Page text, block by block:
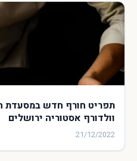
וולדורף אסטוריה ירושלים
21/12/2022